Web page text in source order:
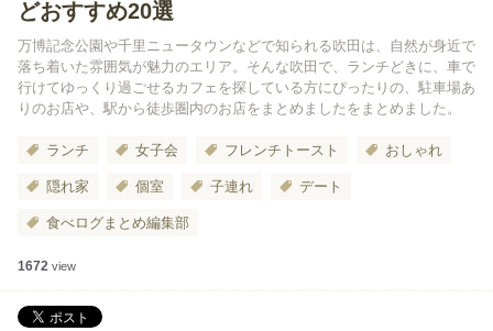
どおすすめ20選
万博記念公園や千里ニュータウンなどで知られる吹田は、自然が身近で
落ち着いた雰囲気が魅力のエリア。そんな吹田で、ランチどきに、車で
行けてゆっくり過ごせるカフェを探している方にぴったりの、駐車場あ
りのお店や、駅から徒歩圏内のお店をまとめましたをまとめました。
ランチ 女子会 フレンチトースト おしゃれ
隠れ家 個室 子連れ デート
食べログまとめ編集部
1672 view